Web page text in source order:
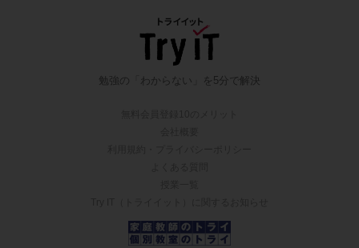
勉強の「わからない」を5分で解決